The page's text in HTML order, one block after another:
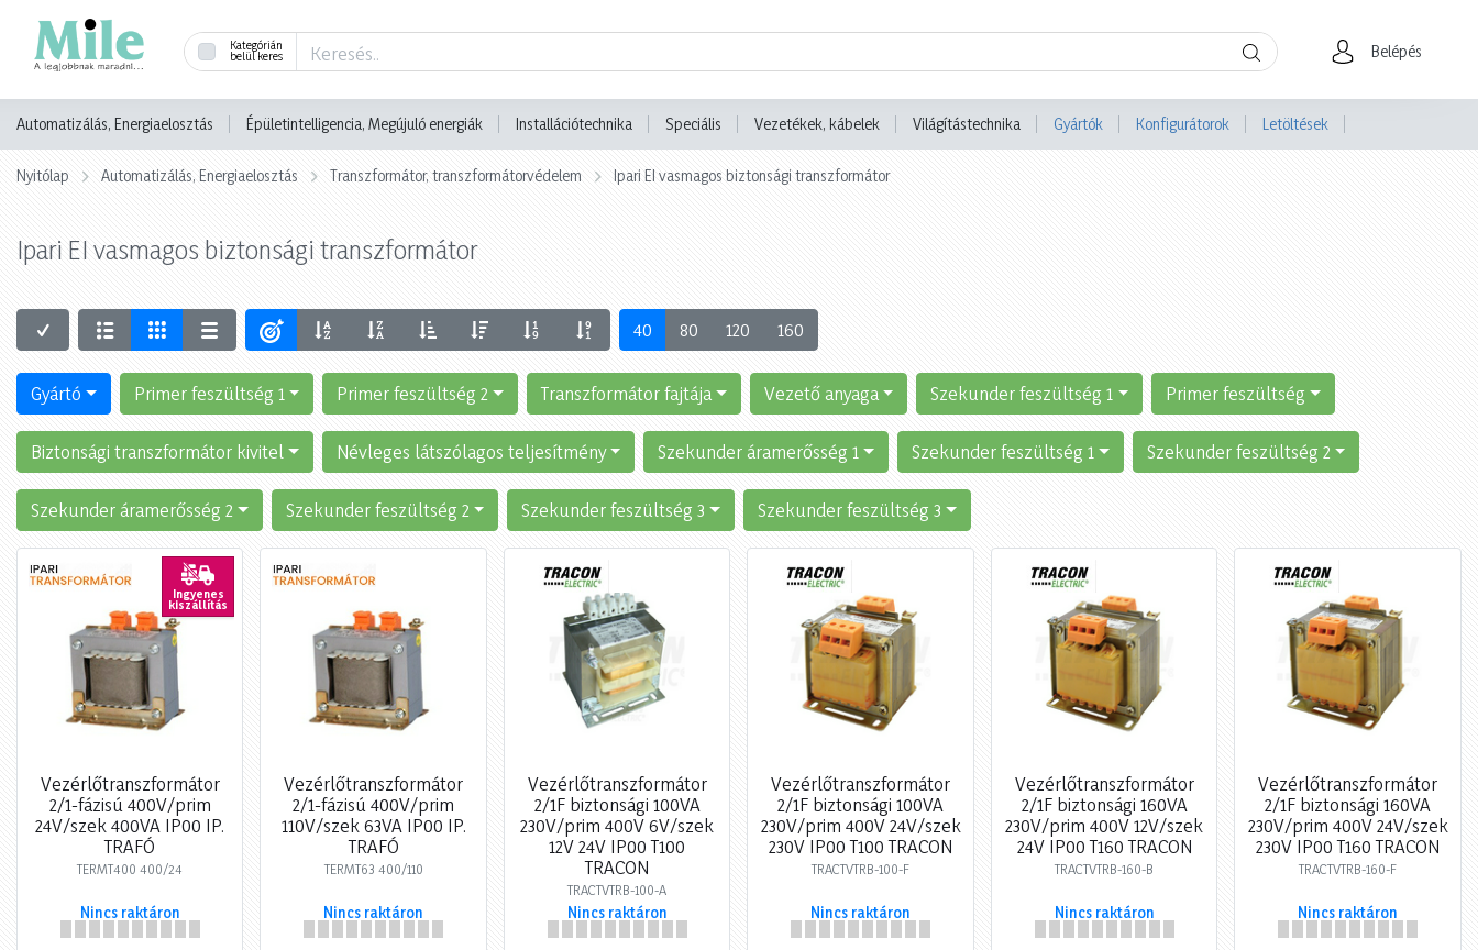
Kategórián
belül keres Belépés
Automatizálás, Energiaelosztás Épületintelligencia, Megújuló energiák Installációtechnika Speciális Vezetékek, kábelek Világítástechnika Gyártók Konfigurátorok Letöltések
Nyitólap Automatizálás, Energiaelosztás Transzformátor, transzformátorvédelem Ipari EI vasmagos biztonsági transzformátor
Ipari EI vasmagos biztonsági transzformátor
40 80 120 160
Gyártó Primer feszültség 1 Primer feszültség 2 Transzformátor fajtája Vezető anyaga Szekunder feszültség 1 Primer feszültség
Biztonsági transzformátor kivitel Névleges látszólagos teljesítmény Szekunder áramerősség 1 Szekunder feszültség 1 Szekunder feszültség 2
Szekunder áramerősség 2 Szekunder feszültség 2 Szekunder feszültség 3 Szekunder feszültség 3
Ingyenes
kiszállítás
Vezérlőtranszformátor
2/1-fázisú 400V/prim
24V/szek 400VA IP00 IP.
TRAFÓ
TERMT400 400/24
Nincs raktáron
Vezérlőtranszformátor
2/1-fázisú 400V/prim
110V/szek 63VA IP00 IP.
TRAFÓ
TERMT63 400/110
Nincs raktáron
Vezérlőtranszformátor
2/1F biztonsági 100VA
230V/prim 400V 6V/szek
12V 24V IP00 T100
TRACON
TRACTVTRB-100-A
Nincs raktáron
Vezérlőtranszformátor
2/1F biztonsági 100VA
230V/prim 400V 24V/szek
230V IP00 T100 TRACON
TRACTVTRB-100-F
Nincs raktáron
Vezérlőtranszformátor
2/1F biztonsági 160VA
230V/prim 400V 12V/szek
24V IP00 T160 TRACON
TRACTVTRB-160-B
Nincs raktáron
Vezérlőtranszformátor
2/1F biztonsági 160VA
230V/prim 400V 24V/szek
230V IP00 T160 TRACON
TRACTVTRB-160-F
Nincs raktáron